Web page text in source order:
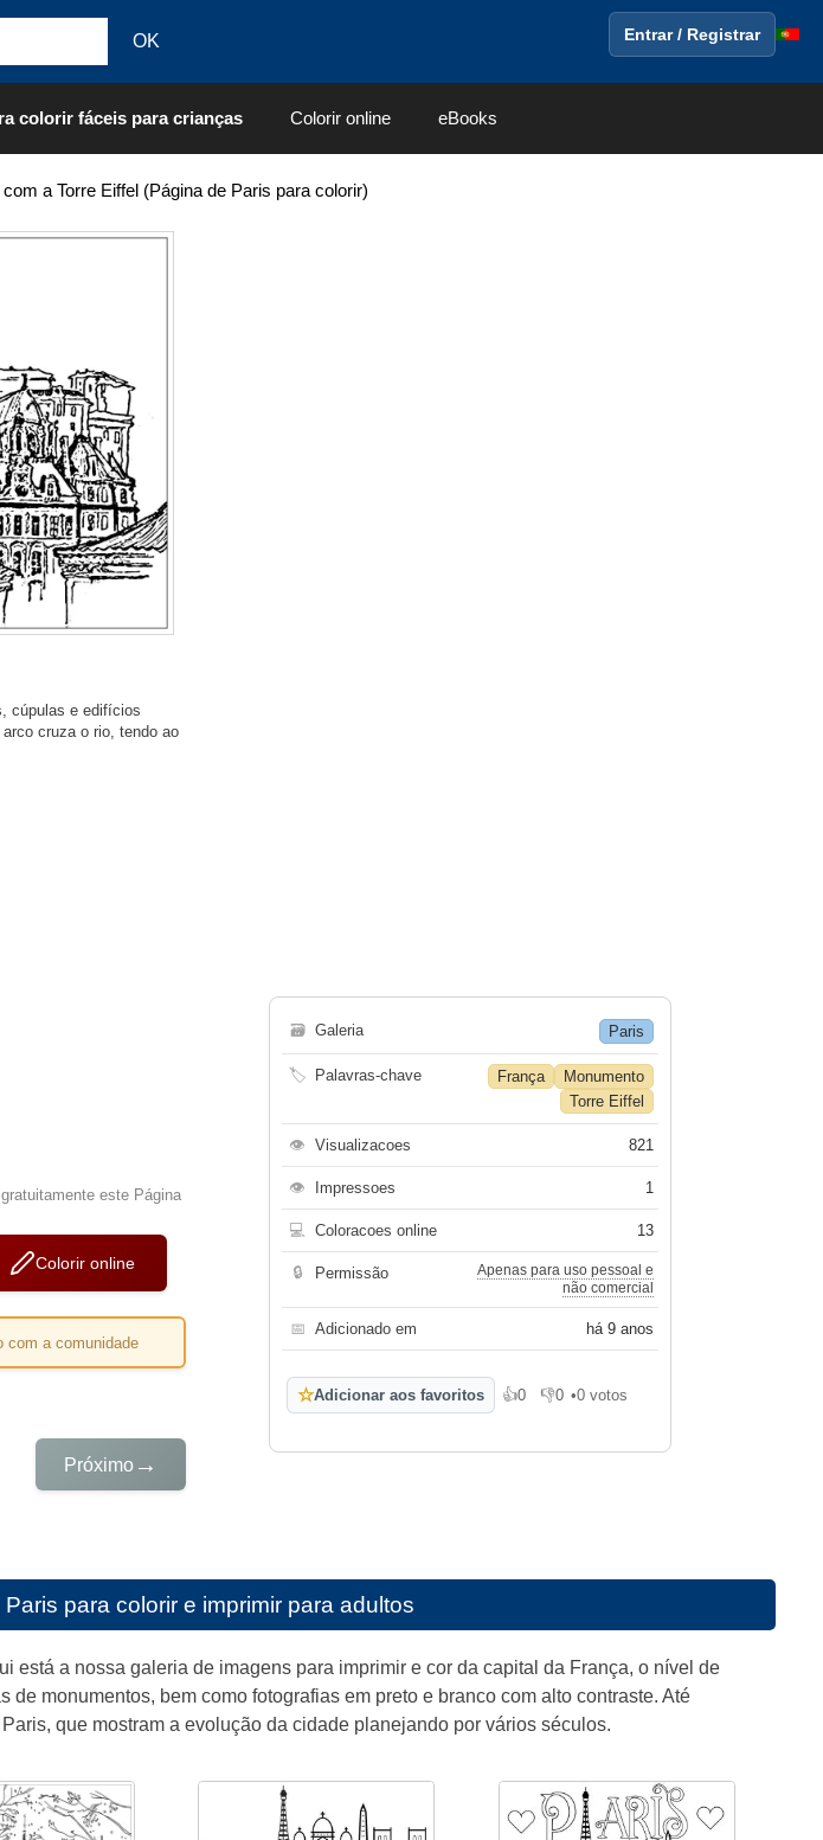
Entrar / Registrar
colorir fáceis para crianças Colorir online eBooks
a Torre Eiffel (Página de Paris para colorir)
cúpulas e edifícios
cruza o rio, tendo ao
este Página
Colorir online
com a comunidade
Próximo →
🗃 Galeria Paris
🏷 Palavras-chave França
Monumento
Torre Eiffel
👁 Visualizacoes 821
👁 Impressoes 1
💻 Coloracoes online 13
🔒 Permissão
Apenas para uso pessoal e
não comercial
📅 Adicionado em há 9 anos
☆Adicionar aos favoritos 👍0
Gosto 👎0
Não gosto
•0 votos
para colorir e imprimir para adultos
está a nossa galeria de imagens para imprimir e cor da capital da França, o nível de
monumentos, bem como fotografias em preto e branco com alto contraste. Até
que mostram a evolução da cidade planejando por vários séculos.